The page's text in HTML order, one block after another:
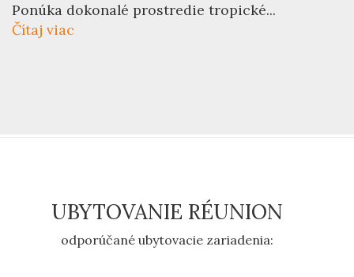
Ponúka dokonalé prostredie tropické...
Čítaj viac
UBYTOVANIE RÉUNION
odporúčané ubytovacie zariadenia: